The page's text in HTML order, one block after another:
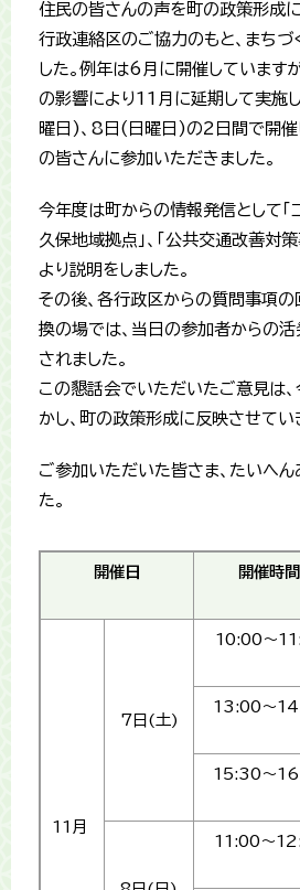
住民の皆さんの声を町の政策形成
行政連絡区のご協力のもと、まちづ
した。例年は6月に開催しています
の影響により11月に延期して実施
曜日)、8日(日曜日)の2日間で開
の皆さんに参加いただきました。
今年度は町からの情報発信として「
久保地域拠点」、「公共交通改善対
より説明をしました。
その後、各行政区からの質問事項の
換の場では、当日の参加者からの
されました。
この懇話会でいただいたご意見は
かし、町の政策形成に反映させてい
ご参加いただいた皆さま、たいへん
た。
開催日 開催時間
11月
7日(土)
10:00～
13:00～
15:30～
11:00～